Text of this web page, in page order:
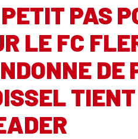
PAS
LE FC
DE